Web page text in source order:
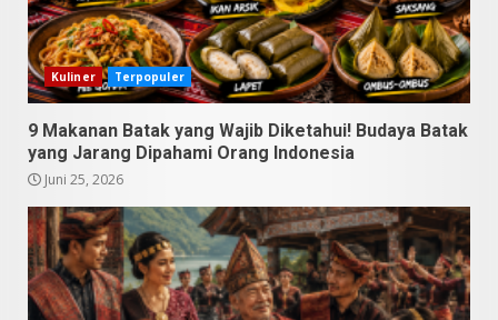
Kuliner Terpopuler
9 Makanan Batak yang Wajib Diketahui! Budaya Batak
yang Jarang Dipahami Orang Indonesia
Juni 25, 2026
3
9 Makanan Batak yang Wajib
Diketahui! Budaya Batak yang
Jarang Dipahami Orang
Indonesia
Juni 25, 2026
4
Juni 11, 2026
10 Kontroversial Orang Batak